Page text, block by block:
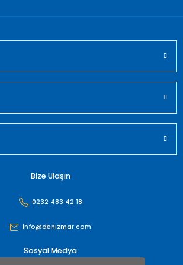
Bize Ulaşın
0232 483 42 18
info@denizmar.com
Sosyal Medya